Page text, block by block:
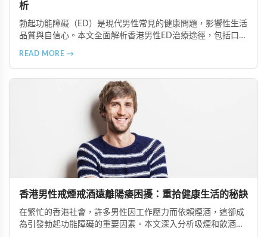
析
勃起功能障礙（ED）是現代男性常見的健康問題，影響性生活
品質與自信心。本文全面解析香港男性ED治療途徑，包括口服
READ MORE →
香港男性戒煙戒酒遠離陽痿困擾：重拾健康生活的秘訣
在繁忙的香港社會，許多男性因工作壓力而依賴煙酒，這卻成
為引發勃起功能障礙的重要因素。本文深入分析吸煙和飲酒對